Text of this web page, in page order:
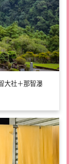
大社＋那智瀑